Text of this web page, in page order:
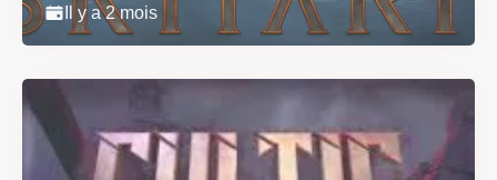
Il y a 2 mois